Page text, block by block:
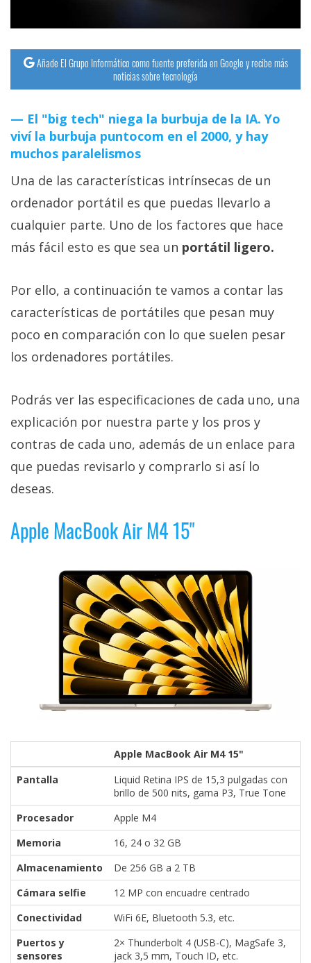
Añade El Grupo Informático como fuente preferida en Google y recibe más
noticias sobre tecnología
El "big tech" niega la burbuja de la IA. Yo
viví la burbuja puntocom en el 2000, y hay
muchos paralelismos
Una de las características intrínsecas de un
ordenador portátil es que puedas llevarlo a
cualquier parte. Uno de los factores que hace
más fácil esto es que sea un portátil ligero.
Por ello, a continuación te vamos a contar las
características de portátiles que pesan muy
poco en comparación con lo que suelen pesar
los ordenadores portátiles.
Podrás ver las especificaciones de cada uno, una
explicación por nuestra parte y los pros y
contras de cada uno, además de un enlace para
que puedas revisarlo y comprarlo si así lo
deseas.
Apple MacBook Air M4 15"
Apple MacBook Air M4 15"
Pantalla
Liquid Retina IPS de 15,3 pulgadas con
brillo de 500 nits, gama P3, True Tone
Procesador
Apple M4
Memoria
16, 24 o 32 GB
Almacenamiento
De 256 GB a 2 TB
Cámara selfie
12 MP con encuadre centrado
Conectividad
WiFi 6E, Bluetooth 5.3, etc.
Puertos y
sensores
2× Thunderbolt 4 (USB-C), MagSafe 3,
jack 3,5 mm, Touch ID, etc.